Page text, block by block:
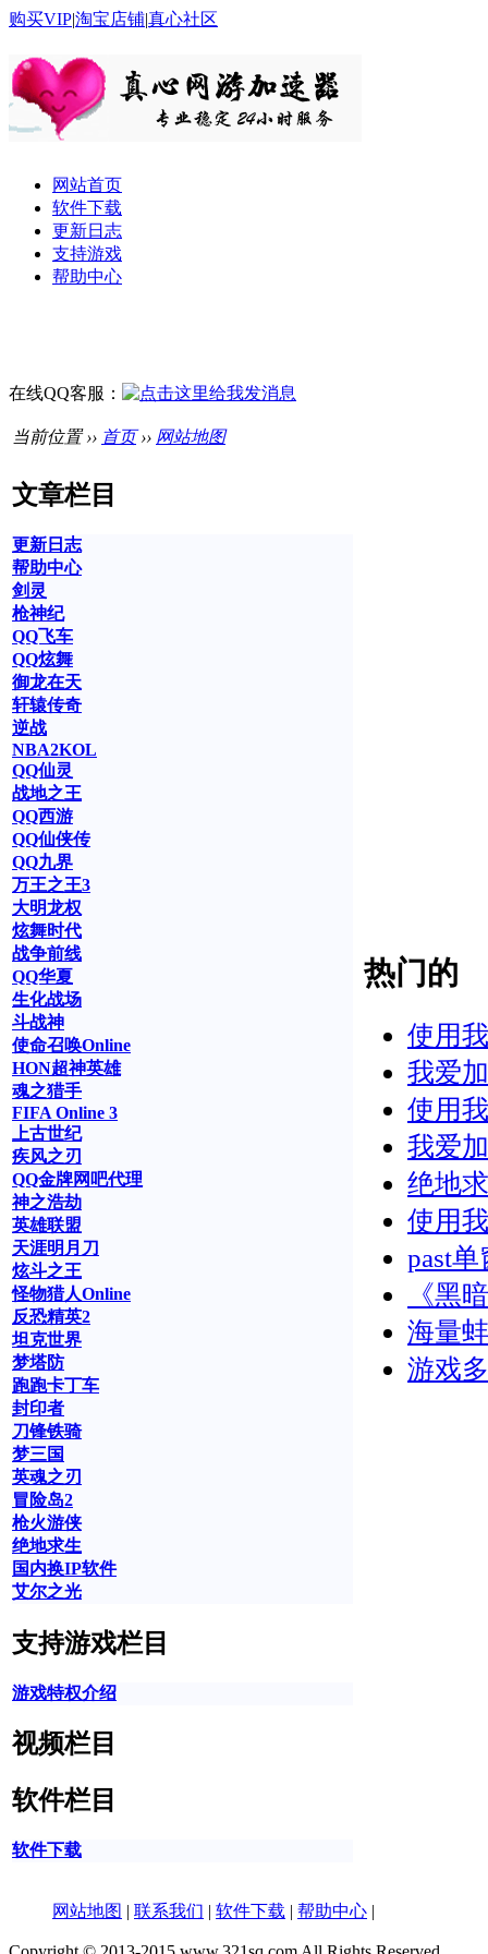
购买VIP|淘宝店铺|真心社区
网站首页
软件下载
更新日志
支持游戏
帮助中心
在线QQ客服：
当前位置 ›› 首页›› 网站地图
文章栏目
更新日志
帮助中心
剑灵
枪神纪
QQ飞车
QQ炫舞
御龙在天
轩辕传奇
逆战
NBA2KOL
QQ仙灵
战地之王
QQ西游
QQ仙侠传
QQ九界
万王之王3
大明龙权
炫舞时代
战争前线
QQ华夏
生化战场
斗战神
使命召唤Online
HON超神英雄
魂之猎手
FIFA Online 3
上古世纪
疾风之刃
QQ金牌网吧代理
神之浩劫
英雄联盟
天涯明月刀
炫斗之王
怪物猎人Online
反恐精英2
坦克世界
梦塔防
跑跑卡丁车
封印者
刀锋铁骑
梦三国
英魂之刃
冒险岛2
枪火游侠
绝地求生
国内换IP软件
艾尔之光
支持游戏栏目
游戏特权介绍
视频栏目
软件栏目
软件下载
热门的
使用
我爱
使用
我爱
绝地
使用
past
《黑
海量
游戏
网站地图 | 联系我们 | 软件下载 | 帮助中心 |